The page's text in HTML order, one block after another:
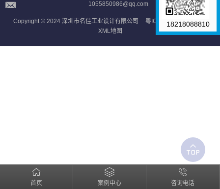
1055850986@qq.com
Copyright © 2024 深圳市名佳工业设计有限公司
粤ICP备2023121709号
XML地图
18218088810
首页 案例中心 咨询电话